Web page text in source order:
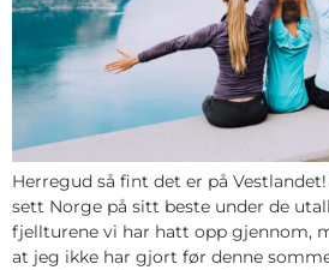
Herregud så fint det er på
sett Norge på sitt beste under de
fjellturene vi har hatt opp gjennom,
at jeg ikke har gjort før denne